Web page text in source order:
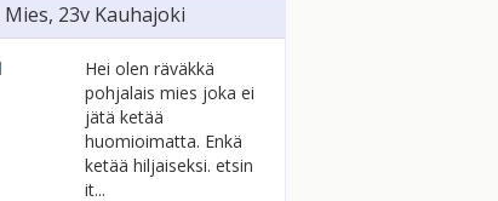
Mies, 23v Kauhajoki
Hei olen räväkkä
pohjalais mies joka ei
jätä ketää
huomioimatta. Enkä
ketää hiljaiseksi. etsin
it...